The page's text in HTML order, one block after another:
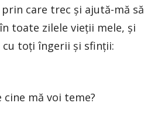
care trec şi ajută-mă să
toate zilele vieţii mele, şi
cu toţi îngerii şi sfinţii:
mă voi teme?